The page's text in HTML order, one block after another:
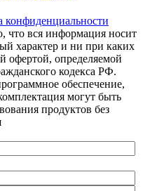
конфиденциальности
что вся информация носит
характер и ни при каких
офертой, определяемой
кодекса РФ.
обеспечение,
могут быть
продуктов без